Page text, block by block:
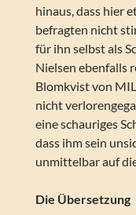
hinaus, dass hier
befragten nicht
für ihn selbst als
Nielsen ebenfalls
Blomkvist von
nicht
eine schauriges
dass ihm sein
unmittelbar auf
Die Übersetzung